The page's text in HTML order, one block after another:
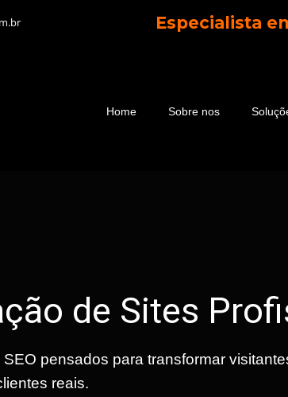
Especialista
Home Sobre nos
de Sites
pensados para transformar
reais.